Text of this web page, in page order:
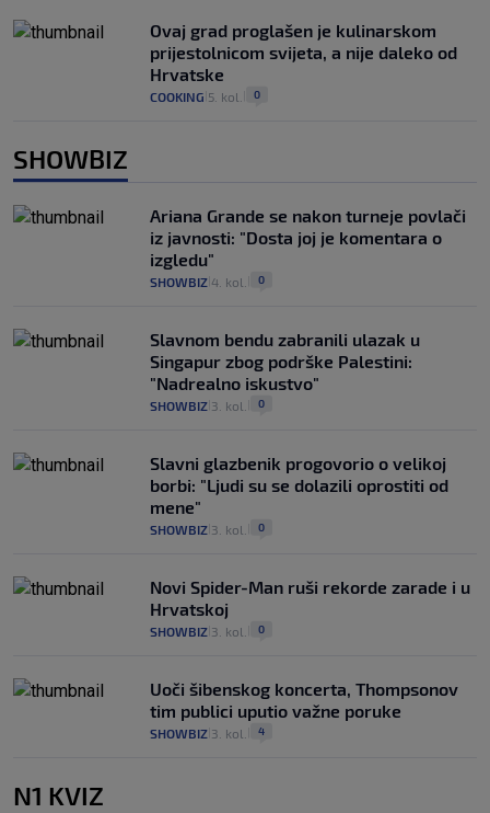
Ovaj grad proglašen je kulinarskom
prijestolnicom svijeta, a nije daleko od
Hrvatske
COOKING 5. kol. 0
SHOWBIZ
Ariana Grande se nakon turneje povlači
iz javnosti: "Dosta joj je komentara o
izgledu"
SHOWBIZ 4. kol. 0
Slavnom bendu zabranili ulazak u
Singapur zbog podrške Palestini:
"Nadrealno iskustvo"
SHOWBIZ 3. kol. 0
Slavni glazbenik progovorio o velikoj
borbi: "Ljudi su se dolazili oprostiti od
mene"
SHOWBIZ 3. kol. 0
Novi Spider-Man ruši rekorde zarade i u
Hrvatskoj
SHOWBIZ 3. kol. 0
Uoči šibenskog koncerta, Thompsonov
tim publici uputio važne poruke
SHOWBIZ 3. kol. 4
N1 KVIZ